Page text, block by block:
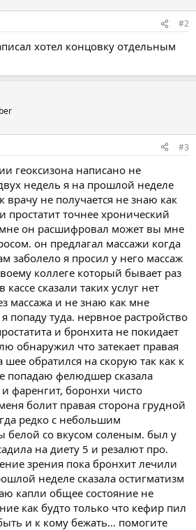
#2
хотел концовку отдельным
#3
геоксизона написано не
недель я на прошлой неделе
врачу не получается не знаю как
простатит точнее хронический
мне он расшифровал может вы мне
он предлагал массажи когда
заболело я просил у него массаж
коллеге который бывает раз
кассе сказали таких услуг нет
массажа и не знаю как мне
попаду туда. нервное растройство
и бронхита не покидает
обнаружил что затекает правая
обратился на скорую так как к
попадаю фелюдшер сказала
фаренгит, боронхи чисто
болит правая сторона грудной
редко с небольшим
белой со вкусом соленым. был у
на диету 5 и резалют про.
зрения пока бронхит лечили
неделе сказала остигматизм
капли общее состояние не
как будто только что кефир пил
и к кому бежать... помогите